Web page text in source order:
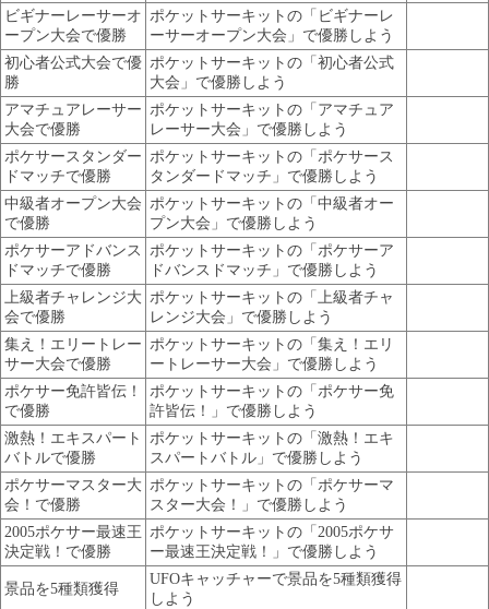
ビギナーレーサーオ
ープン大会で優勝
ポケットサーキットの「ビギナーレ
ーサーオープン大会」で優勝しよう
初心者公式大会で優
勝
ポケットサーキットの「初心者公式
大会」で優勝しよう
アマチュアレーサー
大会で優勝
ポケットサーキットの「アマチュア
レーサー大会」で優勝しよう
ポケサースタンダー
ドマッチで優勝
ポケットサーキットの「ポケサース
タンダードマッチ」で優勝しよう
中級者オープン大会
で優勝
ポケットサーキットの「中級者オー
プン大会」で優勝しよう
ポケサーアドバンス
ドマッチで優勝
ポケットサーキットの「ポケサーア
ドバンスドマッチ」で優勝しよう
上級者チャレンジ大
会で優勝
ポケットサーキットの「上級者チャ
レンジ大会」で優勝しよう
集え！エリートレー
サー大会で優勝
ポケットサーキットの「集え！エリ
ートレーサー大会」で優勝しよう
ポケサー免許皆伝！
で優勝
ポケットサーキットの「ポケサー免
許皆伝！」で優勝しよう
激熱！エキスパート
バトルで優勝
ポケットサーキットの「激熱！エキ
スパートバトル」で優勝しよう
ポケサーマスター大
会！で優勝
ポケットサーキットの「ポケサーマ
スター大会！」で優勝しよう
2005ポケサー最速王
決定戦！で優勝
ポケットサーキットの「2005ポケサ
ー最速王決定戦！」で優勝しよう
景品を5種類獲得
UFOキャッチャーで景品を5種類獲得
しよう